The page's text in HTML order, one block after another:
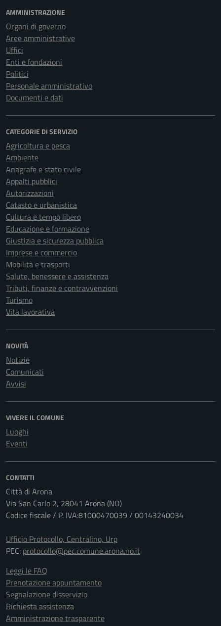
AMMINISTRAZIONE
Organi di governo
Aree amministrative
Uffici
Enti e fondazioni
Politici
Personale amministrativo
Documenti e dati
CATEGORIE DI SERVIZIO
Agricoltura e pesca
Ambiente
Anagrafe e stato civile
Appalti pubblici
Autorizzazioni
Catasto e urbanistica
Cultura e tempo libero
Educazione e formazione
Giustizia e sicurezza pubblica
Imprese e commercio
Mobilità e trasporti
Salute, benessere e assistenza
Tributi, finanze e contravvenzioni
Turismo
Vita lavorativa
NOVITÀ
Notizie
Comunicati
Avvisi
VIVERE IL COMUNE
Luoghi
Eventi
CONTATTI
Città di Arona
Via San Carlo 2, 28041 Arona (NO)
Codice fiscale / P. IVA:81000470039 / 00143240034
Ufficio Protocollo, Centralino, Urp
PEC: protocollo@pec.comune.arona.no.it
Leggi le FAQ
Prenotazione appuntamento
Segnalazione disservizio
Richiesta assistenza
Amministrazione trasparente